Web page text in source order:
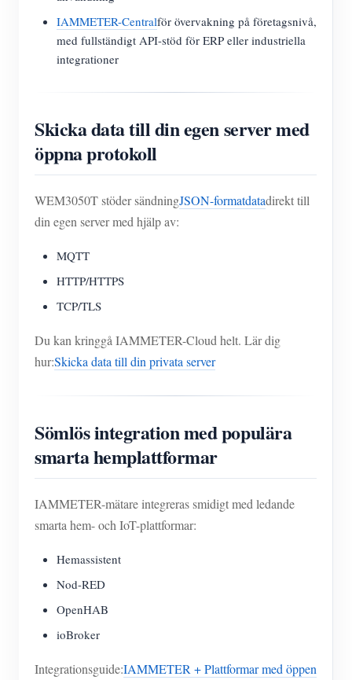
IAMMETER-Centralför övervakning på företagsnivå,
med fullständigt API-stöd för ERP eller industriella
integrationer
Skicka data till din egen server med
öppna protokoll
WEM3050T stöder sändningJSON-formatdatadirekt till
din egen server med hjälp av:
MQTT
HTTP/HTTPS
TCP/TLS
Du kan kringgå IAMMETER-Cloud helt. Lär dig
hur:Skicka data till din privata server
Sömlös integration med populära
smarta hemplattformar
IAMMETER-mätare integreras smidigt med ledande
smarta hem- och IoT-plattformar:
Hemassistent
Nod-RED
OpenHAB
ioBroker
Integrationsguide:IAMMETER + Plattformar med öppen